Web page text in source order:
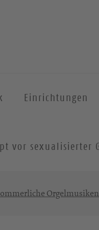
Einrichtungen
vor sexualisierter